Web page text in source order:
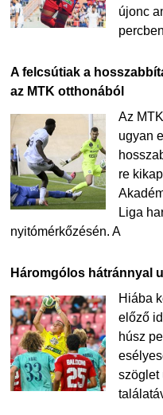
újonc
A felcsútiak a
az MTK otthonából
Az
ugyan
re
Liga
nyitómérkőzésén. A
Háromgólos hátránnyal
Hiába
előző
húsz
szöglet